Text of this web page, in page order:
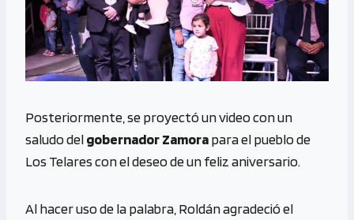
Posteriormente, se proyectó un video con un
saludo delgobernador Zamorapara el pueblo de
Los Telares con el deseo de un feliz aniversario.
Al hacer uso de la palabra, Roldán agradeció el